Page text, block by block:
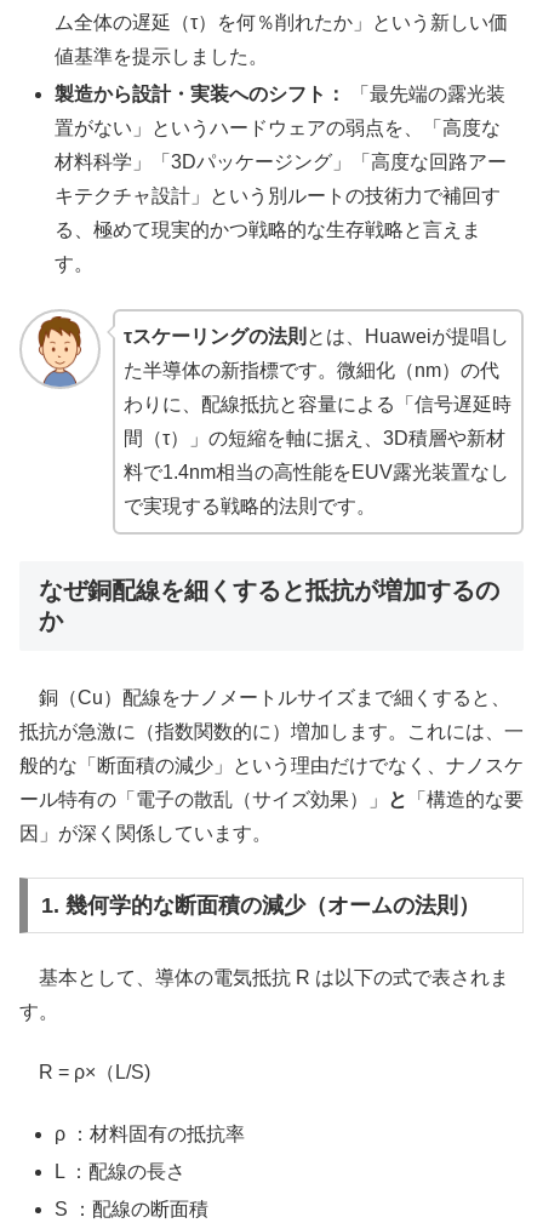
ム全体の遅延（τ）を何％削れたか」という新しい価
値基準を提示しました。
製造から設計・実装へのシフト：
「最先端の露光装
置がない」というハードウェアの弱点を、「高度な
材料科学」「3Dパッケージング」「高度な回路アー
キテクチャ設計」という別ルートの技術力で補回す
る、極めて現実的かつ戦略的な生存戦略と言えま
す。
τスケーリングの法則 とは、Huaweiが提唱し
た半導体の新指標です。微細化（nm）の代
わりに、配線抵抗と容量による「信号遅延時
間（τ）」の短縮を軸に据え、3D積層や新材
料で1.4nm相当の高性能をEUV露光装置なし
で実現する戦略的法則です。
なぜ銅配線を細くすると抵抗が増加するの
か
銅（Cu）配線をナノメートルサイズまで細くすると、
抵抗が急激に（指数関数的に）増加します。これには、一
般的な「断面積の減少」という理由だけでなく、ナノスケ
ール特有の「電子の散乱（サイズ効果）」
と
「構造的な要
因」が深く関係しています。
1. 幾何学的な断面積の減少（オームの法則）
基本として、導体の電気抵抗 R は以下の式で表されま
す。
R = ρ×（L/S)
ρ ：材料固有の抵抗率
L ：配線の長さ
S ：配線の断面積